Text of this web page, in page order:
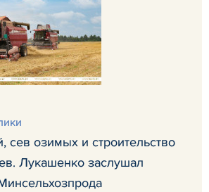
сев озимых и строительство
Лукашенко заслушал